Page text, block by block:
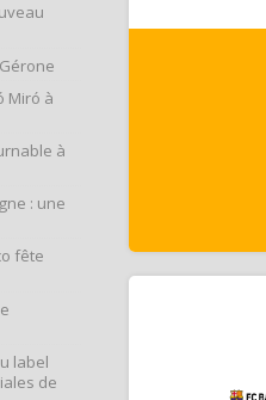
Miró à
à
: une
fête
label
de